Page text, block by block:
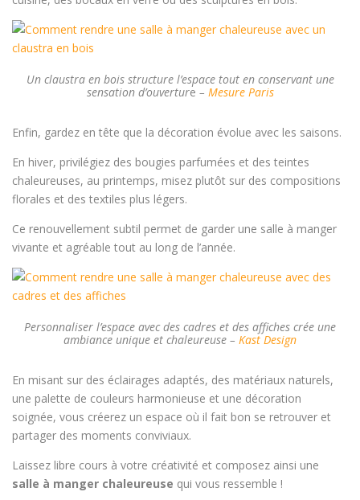
Un claustra en bois structure l’espace tout en conservant une
sensation d’ouverture – Mesure Paris
Enfin, gardez en tête que la décoration évolue avec les saisons.
En hiver, privilégiez des bougies parfumées et des teintes
chaleureuses, au printemps, misez plutôt sur des compositions
florales et des textiles plus légers.
Ce renouvellement subtil permet de garder une salle à manger
vivante et agréable tout au long de l’année.
Personnaliser l’espace avec des cadres et des affiches crée une
ambiance unique et chaleureuse – Kast Design
En misant sur des éclairages adaptés, des matériaux naturels,
une palette de couleurs harmonieuse et une décoration
soignée, vous créerez un espace où il fait bon se retrouver et
partager des moments conviviaux.
Laissez libre cours à votre créativité et composez ainsi une
salle à manger chaleureuse qui vous ressemble !